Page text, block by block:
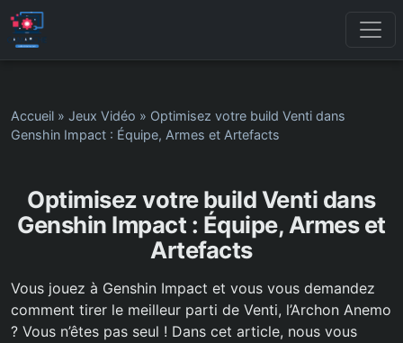
Accueil » Jeux Vidéo » Optimisez votre build Venti dans
Genshin Impact : Équipe, Armes et Artefacts
Optimisez votre build Venti dans
Genshin Impact : Équipe, Armes et
Artefacts
Vous jouez à Genshin Impact et vous vous demandez
comment tirer le meilleur parti de Venti, l’Archon Anemo
? Vous n’êtes pas seul ! Dans cet article, nous vous